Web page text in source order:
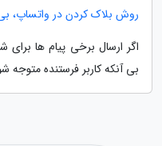
روش بلاک کردن در واتساپ،
اگر ارسال برخی پیام ها برای
بی آنکه کاربر فرستنده متوجه